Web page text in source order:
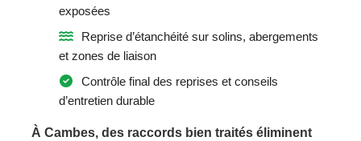
exposées
Reprise d’étanchéité sur solins, abergements
et zones de liaison
Contrôle final des reprises et conseils
d’entretien durable
À Cambes, des raccords bien traités éliminent